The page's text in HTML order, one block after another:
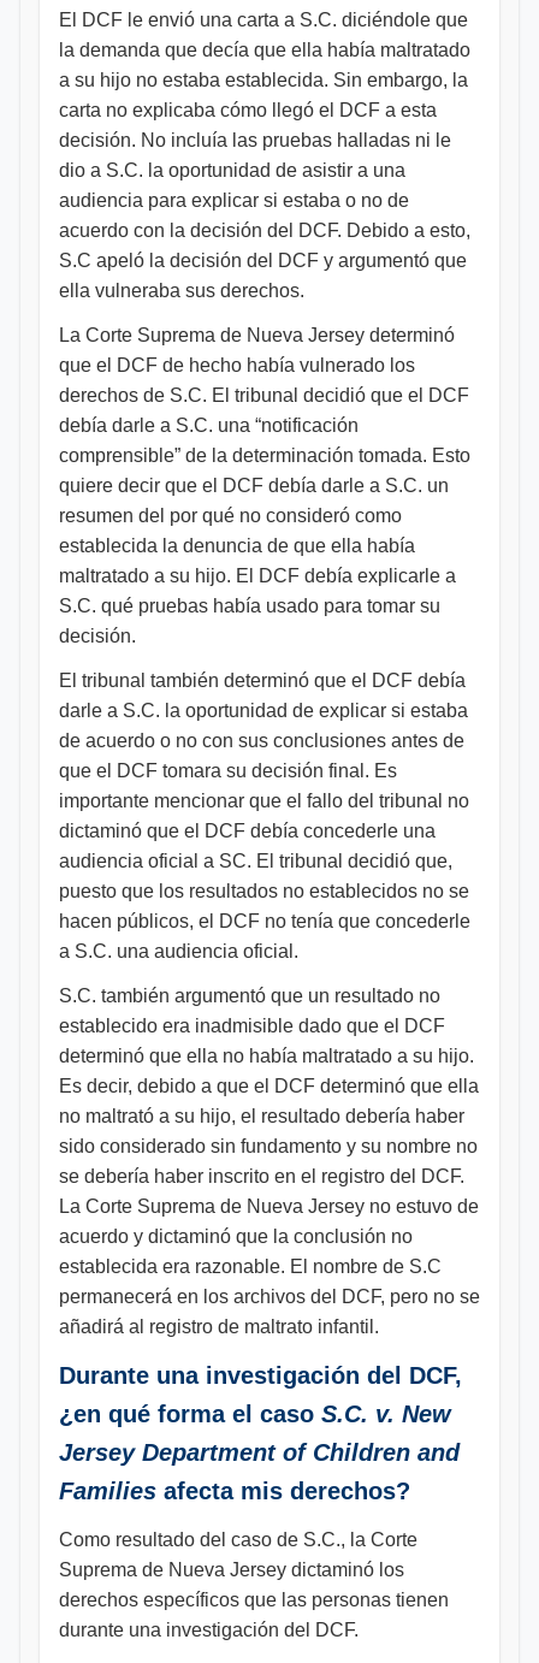
El DCF le envió una carta a S.C. diciéndole que
la demanda que decía que ella había maltratado
a su hijo no estaba establecida. Sin embargo, la
carta no explicaba cómo llegó el DCF a esta
decisión. No incluía las pruebas halladas ni le
dio a S.C. la oportunidad de asistir a una
audiencia para explicar si estaba o no de
acuerdo con la decisión del DCF. Debido a esto,
S.C apeló la decisión del DCF y argumentó que
ella vulneraba sus derechos.
La Corte Suprema de Nueva Jersey determinó
que el DCF de hecho había vulnerado los
derechos de S.C. El tribunal decidió que el DCF
debía darle a S.C. una “notificación
comprensible” de la determinación tomada. Esto
quiere decir que el DCF debía darle a S.C. un
resumen del por qué no consideró como
establecida la denuncia de que ella había
maltratado a su hijo. El DCF debía explicarle a
S.C. qué pruebas había usado para tomar su
decisión.
El tribunal también determinó que el DCF debía
darle a S.C. la oportunidad de explicar si estaba
de acuerdo o no con sus conclusiones antes de
que el DCF tomara su decisión final. Es
importante mencionar que el fallo del tribunal no
dictaminó que el DCF debía concederle una
audiencia oficial a SC. El tribunal decidió que,
puesto que los resultados no establecidos no se
hacen públicos, el DCF no tenía que concederle
a S.C. una audiencia oficial.
S.C. también argumentó que un resultado no
establecido era inadmisible dado que el DCF
determinó que ella no había maltratado a su hijo.
Es decir, debido a que el DCF determinó que ella
no maltrató a su hijo, el resultado debería haber
sido considerado sin fundamento y su nombre no
se debería haber inscrito en el registro del DCF.
La Corte Suprema de Nueva Jersey no estuvo de
acuerdo y dictaminó que la conclusión no
establecida era razonable. El nombre de S.C
permanecerá en los archivos del DCF, pero no se
añadirá al registro de maltrato infantil.
Durante una investigación del DCF,
¿en qué forma el caso S.C. v. New
Jersey Department of Children and
Families afecta mis derechos?
Como resultado del caso de S.C., la Corte
Suprema de Nueva Jersey dictaminó los
derechos específicos que las personas tienen
durante una investigación del DCF.